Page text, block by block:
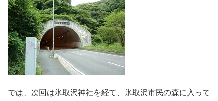
では、次回は氷取沢神社を経て、氷取沢市民の森に入って